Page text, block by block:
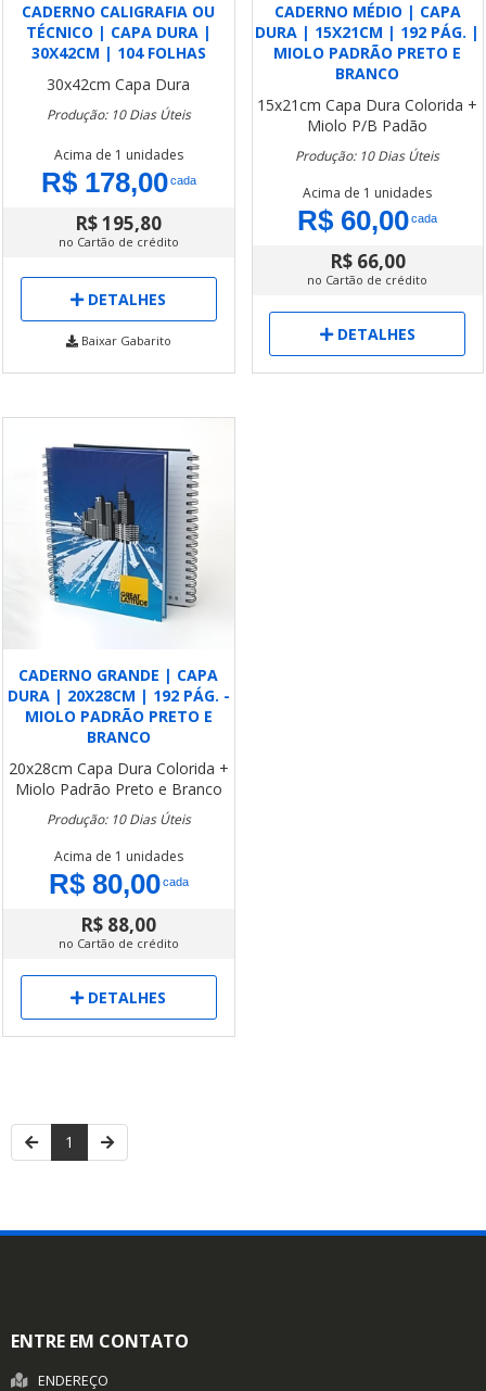
CADERNO CALIGRAFIA OU
TÉCNICO | CAPA DURA |
30X42CM | 104 FOLHAS
30x42cm Capa Dura
Produção: 10 Dias Úteis
Acima de 1 unidades
R$ 178,00cada
R$ 195,80
no Cartão de crédito
DETALHES
Baixar Gabarito
CADERNO MÉDIO | CAPA
DURA | 15X21CM | 192 PÁG. |
MIOLO PADRÃO PRETO E
BRANCO
15x21cm Capa Dura Colorida +
Miolo P/B Padão
Produção: 10 Dias Úteis
Acima de 1 unidades
R$ 60,00cada
R$ 66,00
no Cartão de crédito
DETALHES
CADERNO GRANDE | CAPA
DURA | 20X28CM | 192 PÁG. -
MIOLO PADRÃO PRETO E
BRANCO
20x28cm Capa Dura Colorida +
Miolo Padrão Preto e Branco
Produção: 10 Dias Úteis
Acima de 1 unidades
R$ 80,00cada
R$ 88,00
no Cartão de crédito
DETALHES
1
ENTRE EM CONTATO
ENDEREÇO